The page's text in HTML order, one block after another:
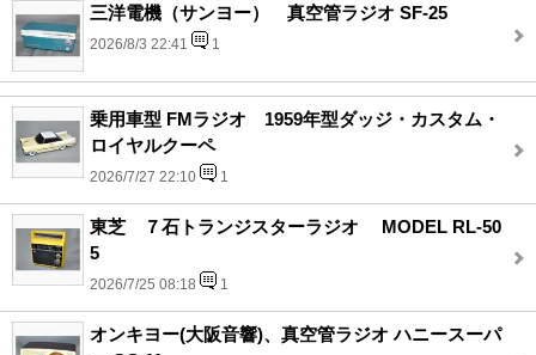
三洋電機（サンヨー） 真空管ラジオ SF-25
2026/8/3 22:41 1
乗用車型 FMラジオ 1959年型ダッジ・カスタム・
ロイヤルクーペ
2026/7/27 22:10 1
東芝 ７石トランジスターラジオ MODEL RL-50
5
2026/7/25 08:18 1
オンキヨー(大阪音響)、真空管ラジオ ハニースーパ